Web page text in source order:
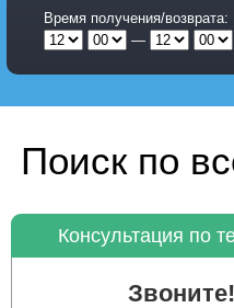
Время получения/возврата:
—
Поиск по
Консультация по
Звоните!